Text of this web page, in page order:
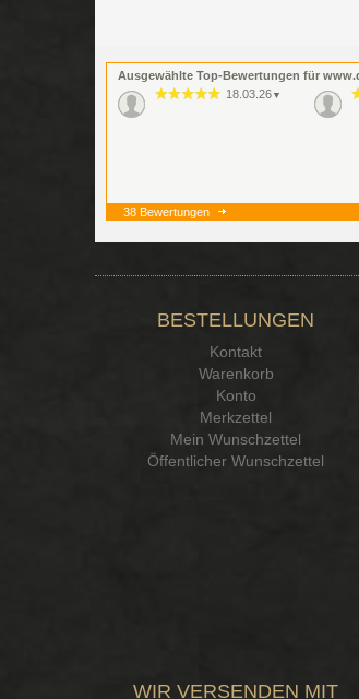
Ausgewählte Top-Bewertungen für
18.03.26 ▼
38 Bewertungen
BESTELLUNGEN
Kontakt
Warenkorb
Konto
Merkzettel
Mein Wunschzettel
Öffentlicher Wunschzettel
WIR VERSENDEN MIT